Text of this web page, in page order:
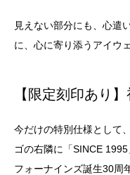
見えない部分にも、心遣
に、心に寄り添うアイウ
【限定刻印あり
今だけの特別仕様として
ゴの右隣に「SINCE
フォーナインズ誕生30周